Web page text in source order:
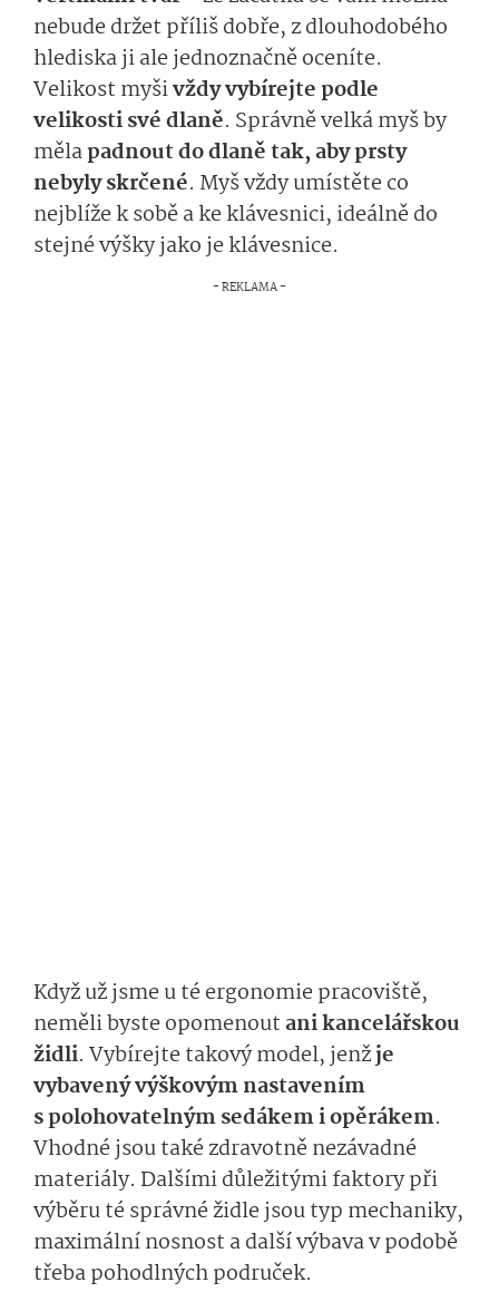
nebude držet příliš dobře, z dlouhodobého
hlediska ji ale jednoznačně oceníte.
Velikost myšivždy vybírejte podle
velikosti své dlaně. Správně velká myš by
mělapadnout do dlaně tak, aby prsty
nebyly skrčené. Myš vždy umístěte co
nejblíže k sobě a ke klávesnici, ideálně do
stejné výšky jako je klávesnice.
Když už jsme u té ergonomie pracoviště,
neměli byste opomenoutani kancelářskou
židli. Vybírejte takový model, jenžje
vybavený výškovým nastavením
s polohovatelným sedákem i opěrákem.
Vhodné jsou také zdravotně nezávadné
materiály. Dalšími důležitými faktory při
výběru té správné židle jsou typ mechaniky,
maximální nosnost a další výbava v podobě
třeba pohodlných područek.